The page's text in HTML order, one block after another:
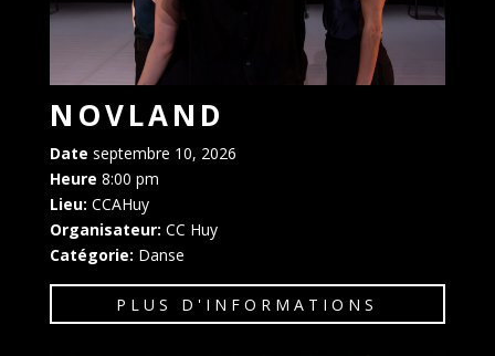
NOVLAND
Date septembre 10, 2026
Heure 8:00 pm
Lieu: CCAHuy
Organisateur: CC Huy
Catégorie: Danse
PLUS D'INFORMATIONS